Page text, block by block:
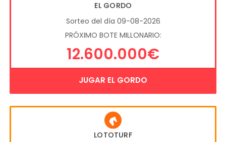
EL GORDO
Sorteo del día 09-08-2026
PRÓXIMO BOTE MILLONARIO:
12.600.000€
JUGAR EL GORDO
LOTOTURF